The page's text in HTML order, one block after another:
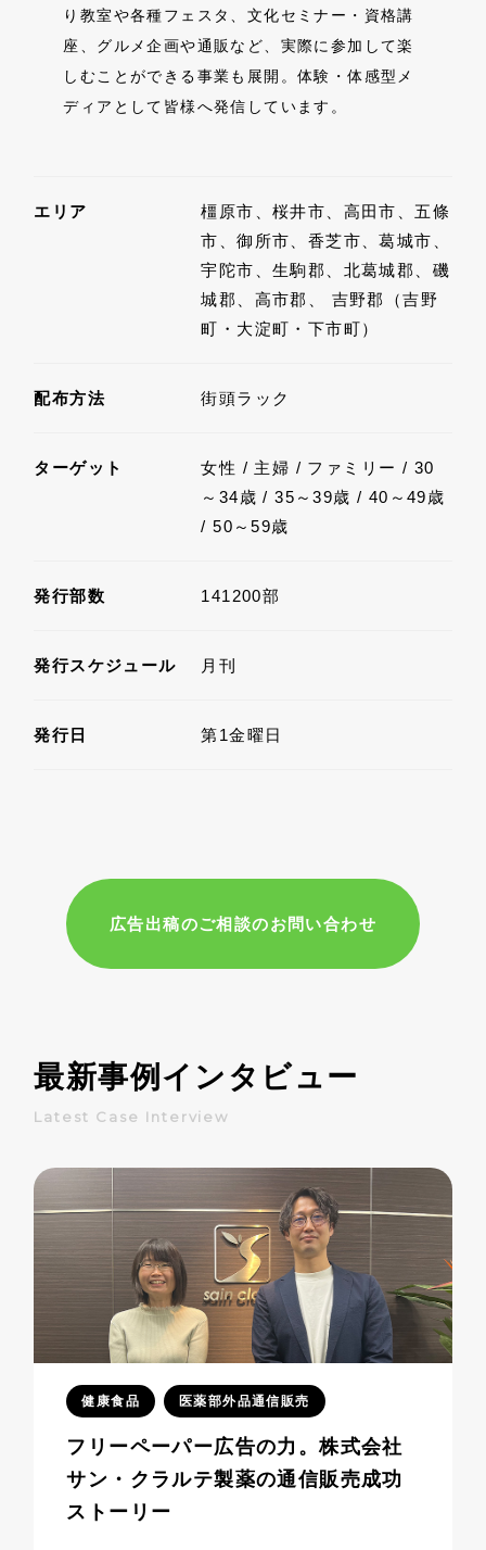
り教室や各種フェスタ、文化セミナー・資格講
座、グルメ企画や通販など、実際に参加して楽
しむことができる事業も展開。体験・体感型メ
ディアとして皆様へ発信しています。
エリア
橿原市、桜井市、高田市、五條
市、御所市、香芝市、葛城市、
宇陀市、生駒郡、北葛城郡、磯
城郡、高市郡、 吉野郡（吉野
町・大淀町・下市町）
配布方法 街頭ラック
ターゲット
女性 / 主婦 / ファミリー / 30
～34歳 / 35～39歳 / 40～49歳
/ 50～59歳
発行部数 141200部
発行スケジュール 月刊
発行日 第1金曜日
広告出稿のご相談のお問い合わせ
最新事例インタビュー
Latest Case Interview
健康食品 医薬部外品通信販売
フリーペーパー広告の力。株式会社
サン・クラルテ製薬の通信販売成功
ストーリー